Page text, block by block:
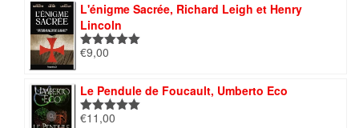
L'énigme Sacrée, Richard Leigh et Henry
Lincoln
Note5.00
€9,00
Le Pendule de Foucault, Umberto Eco
Note5.00
€11,00